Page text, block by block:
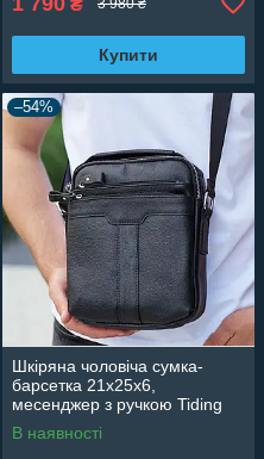
3 980 ₴
Купити
–54%
Шкіряна чоловіча сумка-
барсетка 21х25х6,
месенджер з ручкою Tiding
Bag 73957 чорна
В наявності